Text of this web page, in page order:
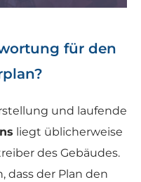
für den
und laufende
liegt üblicherweise
des Gebäudes.
dass der Plan den